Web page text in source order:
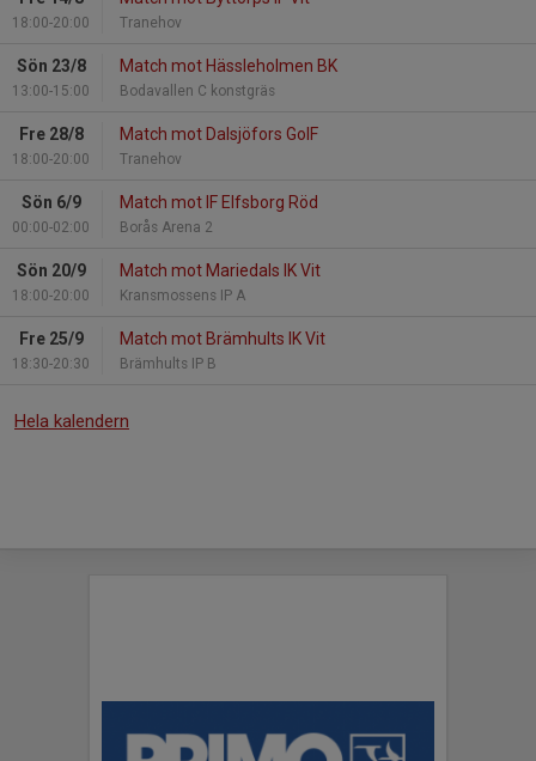
18:00-20:00 Tranehov
Sön 23/8
13:00-15:00
Match mot Hässleholmen BK
Bodavallen C konstgräs
Fre 28/8
18:00-20:00
Match mot Dalsjöfors GoIF
Tranehov
Sön 6/9
00:00-02:00
Match mot IF Elfsborg Röd
Borås Arena 2
Sön 20/9
18:00-20:00
Match mot Mariedals IK Vit
Kransmossens IP A
Fre 25/9
18:30-20:30
Match mot Brämhults IK Vit
Brämhults IP B
Hela kalendern